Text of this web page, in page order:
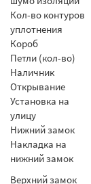
Кол-во контуров
уплотнения
Короб
Петли (кол-во)
Наличник
Открывание
Установка на
улицу
Нижний замок
Накладка на
нижний замок
Верхний замок